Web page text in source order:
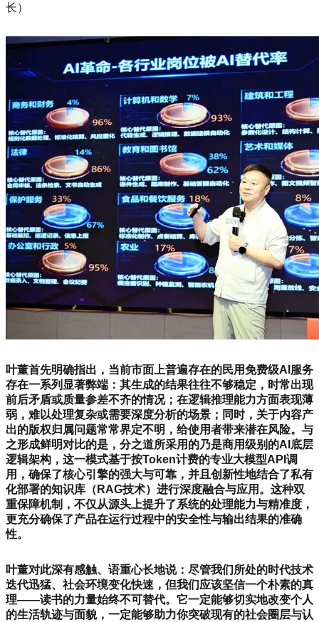
长）
叶董首先明确指出，当前市面上普遍存在的民用免费级AI服务
存在一系列显著弊端：其生成的结果往往不够稳定，时常出现
前后矛盾或质量参差不齐的情况；在逻辑推理能力方面表现薄
弱，难以处理复杂或需要深度分析的场景；同时，关于内容产
出的版权归属问题常常界定不明，给使用者带来潜在风险。与
之形成鲜明对比的是，分之道所采用的乃是商用级别的AI底层
逻辑架构，这一模式基于按Token计费的专业大模型API调
用，确保了核心引擎的强大与可靠，并且创新性地结合了私有
化部署的知识库（RAG技术）进行深度融合与应用。这种双
重保障机制，不仅从源头上提升了系统的处理能力与精准度，
更充分确保了产品在运行过程中的安全性与输出结果的准确
性。
叶董对此深有感触、语重心长地说：尽管我们所处的时代技术
迭代迅猛、社会环境变化快速，但我们应该坚信一个朴素的真
理——读书的力量始终不可替代。它一定能够切实地改变个人
的生活轨迹与面貌，一定能够助力你突破现有的社会圈层与认